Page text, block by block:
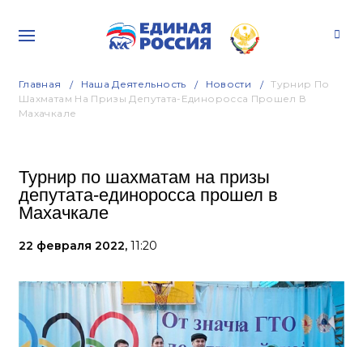
Главная Наша Деятельность Новости
Турнир По
Шахматам На Призы Депутата-Единоросса Прошел В
Махачкале
Турнир по шахматам на призы
депутата-единоросса прошел в
Махачкале
22 февраля 2022, 11:20